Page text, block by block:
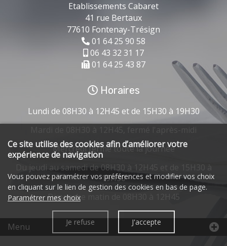
Etablissements Cabaret
41 rue Bertaux
77610 Fontenay-Trésign
01 64 25 90 58
06 43 32 31 17
01 64 25 43 87
Horaires
Lundi de 08H30 à 12H45 et de 15H30 à 19H30
Mercredi fermé toute la journée
Du jeudi au samedi de 08H30 à 12H45 et de 15H30 à
19H30
Dimanche matin de 08H30 à 12H45
Menu
Ce site utilise des cookies afin d’améliorer votre
expérience de navigation
Vous pouvez paramétrer vos préférences et modifier vos choix
en cliquant sur le lien de gestion des cookies en bas de page.
Paramétrer mes choix
Je refuse J'accepte